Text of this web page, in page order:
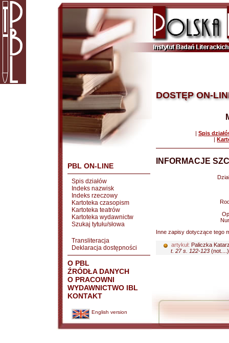
PBL ON-LINE
Spis działów
Indeks nazwisk
Indeks rzeczowy
Kartoteka czasopism
Kartoteka teatrów
Kartoteka wydawnictw
Szukaj tytułu/słowa
Transliteracja
Deklaracja dostępności
O PBL
ŹRÓDŁA DANYCH
O PRACOWNI
WYDAWNICTWO IBL
KONTAKT
English version
DOSTĘP ON-
| Spis
|
INFORMACJE
Inne zapisy dotyczące tego
artykuł: Paliczka
t. 27 s. 122-123 (not....)